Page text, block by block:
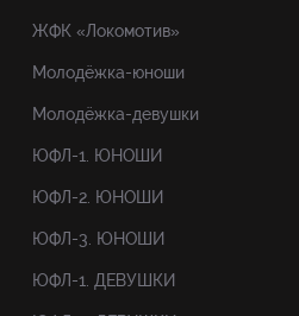
ЖФК «Локомотив»
Молодёжка-юноши
Молодёжка-девушки
ЮФЛ-1. ЮНОШИ
ЮФЛ-2. ЮНОШИ
ЮФЛ-3. ЮНОШИ
ЮФЛ-1. ДЕВУШКИ